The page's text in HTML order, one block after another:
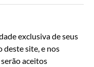
exclusiva de seus
deste site, e nos
aceitos